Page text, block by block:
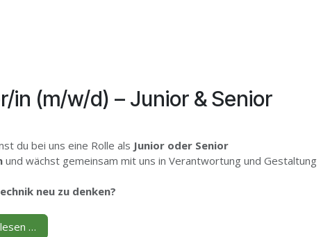
in (m/w/d) – Junior & Senior
du bei uns eine Rolle als Junior oder Senior
und wächst gemeinsam mit uns in Verantwortung und Gestaltung
neu zu denken?
…